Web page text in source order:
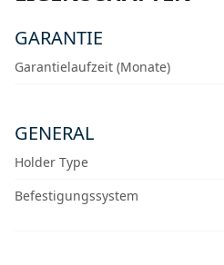
GARANTIE
Garantielaufzeit (Monate)
GENERAL
Holder Type
Befestigungssystem